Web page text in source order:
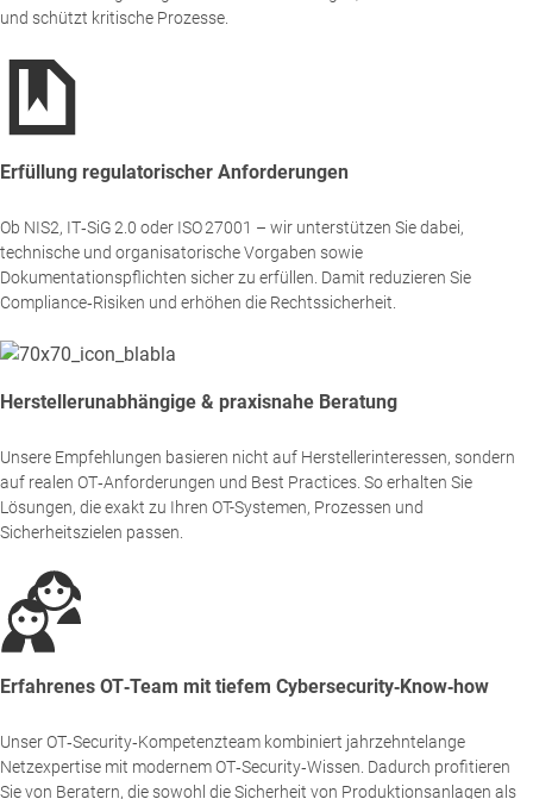
und schützt kritische Prozesse.
Erfüllung regulatorischer Anforderungen
Ob NIS2, IT‑SiG 2.0 oder ISO 27001 – wir unterstützen Sie dabei,
technische und organisatorische Vorgaben sowie
Dokumentationspflichten sicher zu erfüllen. Damit reduzieren Sie
Compliance‑Risiken und erhöhen die Rechtssicherheit.
Herstellerunabhängige & praxisnahe Beratung
Unsere Empfehlungen basieren nicht auf Herstellerinteressen, sondern
auf realen OT‑Anforderungen und Best Practices. So erhalten Sie
Lösungen, die exakt zu Ihren OT-Systemen, Prozessen und
Sicherheitszielen passen.
Erfahrenes OT‑Team mit tiefem Cybersecurity‑Know‑how
Unser OT‑Security‑Kompetenzteam kombiniert jahrzehntelange
Netzexpertise mit modernem OT‑Security‑Wissen. Dadurch profitieren
Sie von Beratern, die sowohl die Sicherheit von Produktionsanlagen als